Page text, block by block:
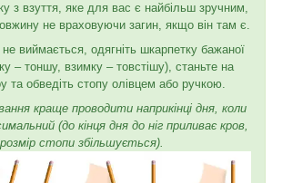
з взуття, яке для вас є найбільш зручним,
не враховуючи загин, якщо він там є.
виймається, одягніть шкарпетку бажаної
– тоншу, взимку – товстішу), станьте на
та обведіть стопу олівцем або ручкою.
краще проводити наприкінці дня, коли
(до кінця дня до ніг приливає кров,
розмір стопи збільшується).